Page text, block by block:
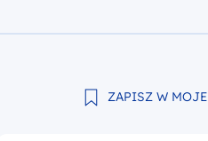
ZAPISZ W MOJE